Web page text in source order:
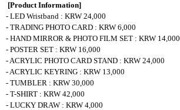
[Product Information]
- LED Wristband : KRW 24,000
- TRADING PHOTO CARD : KRW 6,000
- HAND MIRROR & PHOTO FILM SET : KRW 14,000
- POSTER SET : KRW 16,000
- ACRYLIC PHOTO CARD STAND : KRW 24,000
- ACRYLIC KEYRING : KRW 13,000
- TUMBLER : KRW 30,000
- T-SHIRT : KRW 42,000
- LUCKY DRAW : KRW 4,000